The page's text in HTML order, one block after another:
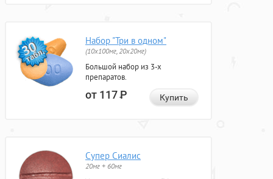
Набор "Три в одном"
(10x100мг, 20x20мг)
Большой набор из 3-х
препаратов.
от 117Р Купить
Супер Сиалис
20мг + 60мг